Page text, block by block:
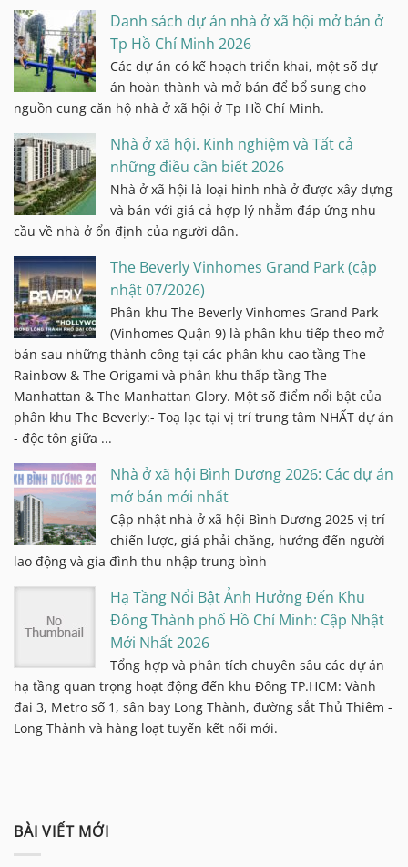
Danh sách dự án nhà ở xã hội mở bán ở
Tp Hồ Chí Minh 2026
Các dự án có kế hoạch triển khai, một số dự
án hoàn thành và mở bán để bổ sung cho
nguồn cung căn hộ nhà ở xã hội ở Tp Hồ Chí Minh.
Nhà ở xã hội. Kinh nghiệm và Tất cả
những điều cần biết 2026
Nhà ở xã hội là loại hình nhà ở được xây dựng
và bán với giá cả hợp lý nhằm đáp ứng nhu
cầu về nhà ở ổn định của người dân.
The Beverly Vinhomes Grand Park (cập
nhật 07/2026)
Phân khu The Beverly Vinhomes Grand Park
(Vinhomes Quận 9) là phân khu tiếp theo mở
bán sau những thành công tại các phân khu cao tầng The
Rainbow & The Origami và phân khu thấp tầng The
Manhattan & The Manhattan Glory. Một số điểm nổi bật của
phân khu The Beverly:- Toạ lạc tại vị trí trung tâm NHẤT dự án
- độc tôn giữa ...
Nhà ở xã hội Bình Dương 2026: Các dự án
mở bán mới nhất
Cập nhật nhà ở xã hội Bình Dương 2025 vị trí
chiến lược, giá phải chăng, hướng đến người
lao động và gia đình thu nhập trung bình
Hạ Tầng Nổi Bật Ảnh Hưởng Đến Khu
Đông Thành phố Hồ Chí Minh: Cập Nhật
Mới Nhất 2026
Tổng hợp và phân tích chuyên sâu các dự án
hạ tầng quan trọng hoạt động đến khu Đông TP.HCM: Vành
đai 3, Metro số 1, sân bay Long Thành, đường sắt Thủ Thiêm -
Long Thành và hàng loạt tuyến kết nối mới.
BÀI VIẾT MỚI